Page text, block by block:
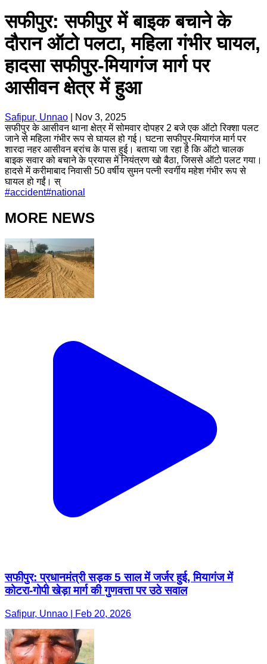
सफीपुर: सफीपुर में बाइक बचाने के
दौरान ऑटो पलटा, महिला गंभीर घायल,
हादसा सफीपुर-मियागंज मार्ग पर
आसीवन क्षेत्र में हुआ
Safipur, Unnao
Nov 3, 2025
सफीपुर के आसीवन थाना क्षेत्र में सोमवार दोपहर 2 बजे एक ऑटो रिक्शा पलट
जाने से महिला गंभीर रूप से घायल हो गई। घटना सफीपुर-मियागंज मार्ग पर
शारदा नहर आसीवन ब्रांच के पास हुई। बताया जा रहा है कि ऑटो चालक
बाइक सवार को बचाने के प्रयास में नियंत्रण खो बैठा, जिससे ऑटो पलट गया।
हादसे में करीमाबाद निवासी 50 वर्षीय सुमन पत्नी स्वर्गीय महेश गंभीर रूप से
घायल हो गईं। स्
#accident#national
MORE NEWS
सफीपुर: प्रधानमंत्री सड़क 5 साल में जर्जर हुई, मियागंज में
कोटरा-गोपी खेड़ा मार्ग की गुणवत्ता पर उठे सवाल
Safipur, Unnao | Feb 20, 2026